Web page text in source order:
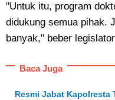
"Untuk itu, program
didukung semua pihak.
banyak," beber
Baca Juga
Resmi Jabat Kapolresta